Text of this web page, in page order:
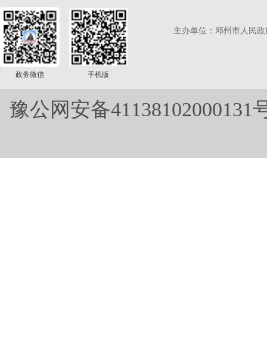
政务微信 手机版
主办单位：邓州市人民
豫公网安备41138102000131